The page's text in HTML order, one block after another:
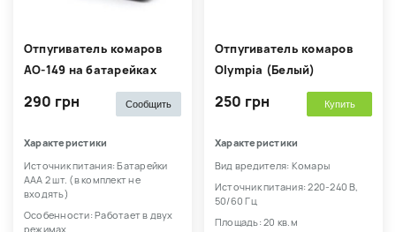
Отпугиватель комаров
AO-149 на батарейках
290 грн Сообщить
Характеристики
Источник питания: Батарейки
AАА 2 шт. (в комплект не
входять)
Особенности: Работает в двух
режимах
Отпугиватель комаров
Olympia (Белый)
250 грн Купить
Характеристики
Вид вредителя: Комары
Источник питания: 220-240 В,
50/60 Гц
Площадь: 20 кв.м